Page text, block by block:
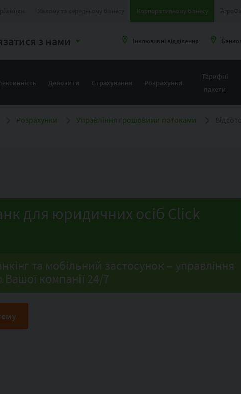
Корпоративному бізнесу
з нами Інклюзивні відділення
Депозити Страхування Розрахунки
Тарифні
пакети
Розрахунки Управління грошовими потоками
для юридичних осіб Click
та мобільний застосунок – управління
компанії 24/7